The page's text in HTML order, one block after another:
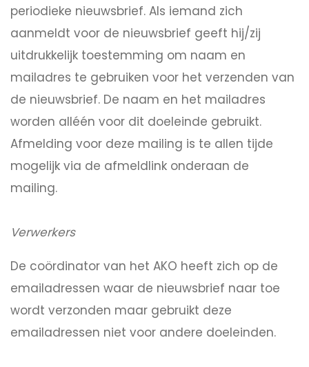
periodieke nieuwsbrief. Als iemand zich
aanmeldt voor de nieuwsbrief geeft hij/zij
uitdrukkelijk toestemming om naam en
mailadres te gebruiken voor het verzenden van
de nieuwsbrief. De naam en het mailadres
worden alléén voor dit doeleinde gebruikt.
Afmelding voor deze mailing is te allen tijde
mogelijk via de afmeldlink onderaan de
mailing.
Verwerkers
De coördinator van het AKO heeft zich op de
emailadressen waar de nieuwsbrief naar toe
wordt verzonden maar gebruikt deze
emailadressen niet voor andere doeleinden.